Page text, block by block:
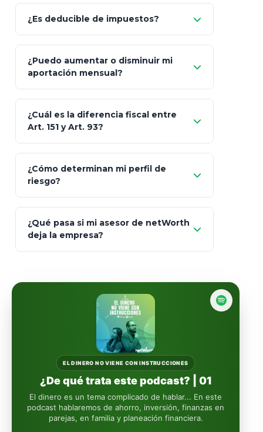
GNP (Proyecta)
Seguros Monterrey
Skandia (Crea)
MetLife (MetaLife)
Prudential
Fintual
Principal
Sura
Insignia Life
Profuturo
¿Es deducible de impuestos?
¿Puedo aumentar o disminuir mi
aportación mensual?
¿Cuál es la diferencia fiscal entre
Art. 151 y Art. 93?
Art.
93
totalmente
libres de impuestos
¿Cómo determinan mi perfil de
riesgo?
¿Qué pasa si mi asesor de netWorth
deja la empresa?
automáticamente
EL DINERO NO VIENE CON INSTRUCCIONES
¿De qué trata este podcast? | 01
El dinero es un tema complicado de hablar... En este
podcast hablaremos de ahorro, inversión, finanzas en
parejas, en familia y planeación financiera.